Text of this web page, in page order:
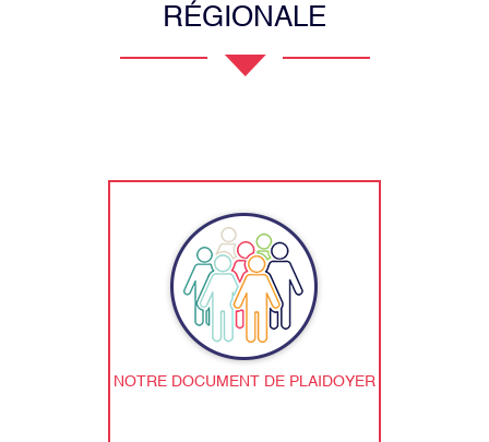
RÉGIONALE
NOTRE DOCUMENT DE PLAIDOYER